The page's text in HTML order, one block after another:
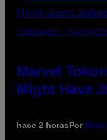
SCREENSHOT:
Marvel
Might Have
hace 2 horasPor